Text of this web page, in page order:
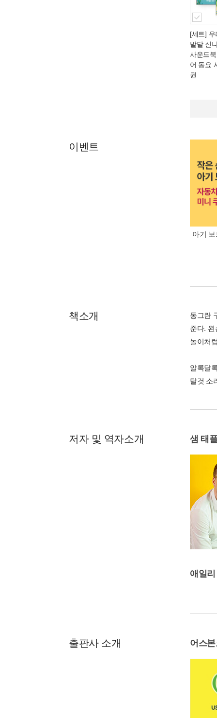
[세트]
발달 신
사운드
어 동요
권
이벤트
아기
책소개
동그란
준다.
놀이처
알록달
탈것 소
저자 및 역자소개 샘 태
애일
출판사 소개 어스